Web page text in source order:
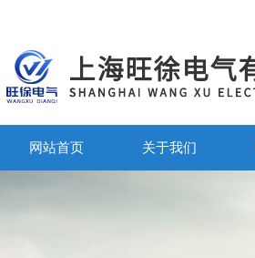
网站首页 关于我们